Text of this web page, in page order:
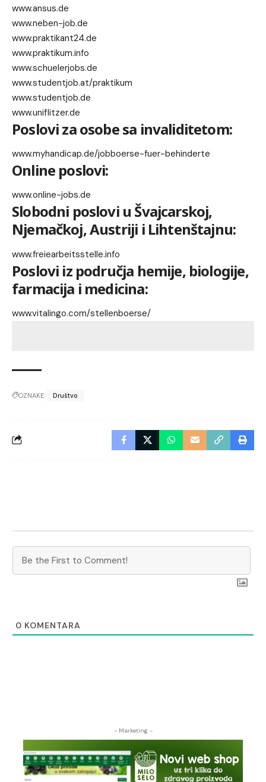
www.ansus.de
www.neben-job.de
www.praktikant24.de
www.praktikum.info
www.schuelerjobs.de
www.studentjob.at/praktikum
www.studentjob.de
www.uniflitzer.de
Poslovi za osobe sa invaliditetom:
www.myhandicap.de/jobboerse-fuer-behinderte
Online poslovi:
www.online-jobs.de
Slobodni poslovi u Švajcarskoj,
Njemačkoj, Austriji i Lihtenštajnu:
www.freiearbeitsstelle.info
Poslovi iz područja hemije, biologije,
farmacija i medicina:
www.vitalingo.com/stellenboerse/
OZNAKE: Društvo
0 KOMENTARA
- Marketing -